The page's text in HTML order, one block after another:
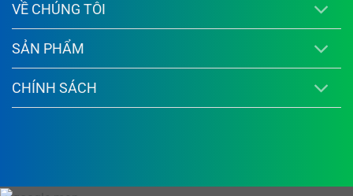
VỀ CHÚNG TÔI
SẢN PHẨM
CHÍNH SÁCH